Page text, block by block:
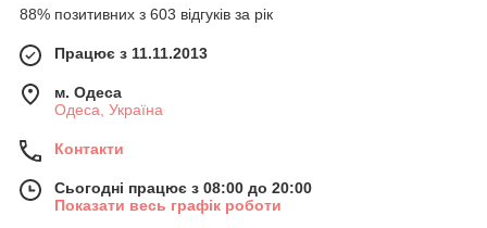
88% позитивних з 603 відгуків за рік
Працює з 11.11.2013
м. Одеса
Одеса, Україна
Контакти
Сьогодні працює з 08:00 до 20:00
Показати весь графік роботи